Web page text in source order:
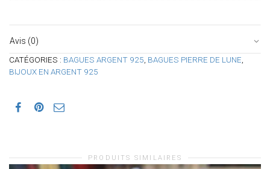
Avis (0)
CATÉGORIES : BAGUES ARGENT 925 BAGUES PIERRE DE LUNE
BIJOUX EN ARGENT 925
PRODUITS SIMILAIRES